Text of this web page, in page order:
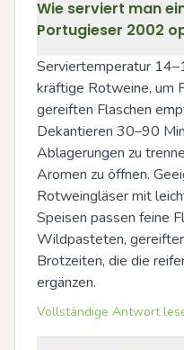
Wie serviert man
Portugieser 2002
Serviertemperatur
kräftige Rotweine, um
gereiften Flaschen
Dekantieren 30–90
Ablagerungen zu
Aromen zu öffnen.
Rotweingläser mit
Speisen passen feine
Wildpasteten,
Brotzeiten, die die
ergänzen.
Vollständige Antwort